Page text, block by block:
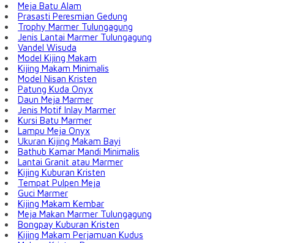
Meja Batu Alam
Prasasti Peresmian Gedung
Trophy Marmer Tulungagung
Jenis Lantai Marmer Tulungagung
Vandel Wisuda
Model Kijing Makam
Kijing Makam Minimalis
Model Nisan Kristen
Patung Kuda Onyx
Daun Meja Marmer
Jenis Motif Inlay Marmer
Kursi Batu Marmer
Lampu Meja Onyx
Ukuran Kijing Makam Bayi
Bathub Kamar Mandi Minimalis
Lantai Granit atau Marmer
Kijing Kuburan Kristen
Tempat Pulpen Meja
Guci Marmer
Kijing Makam Kembar
Meja Makan Marmer Tulungagung
Bongpay Kuburan Kristen
Kijing Makam Perjamuan Kudus